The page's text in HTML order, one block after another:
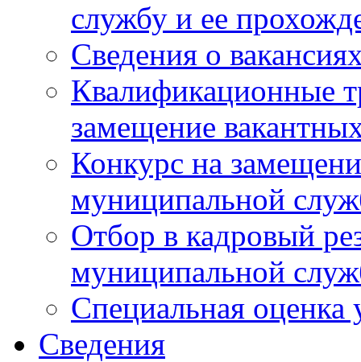
службу и ее
Сведения о
Квалификационные
замещение
Конкурс на
муниципальной
Отбор в кадровый
муниципальной
Специальная оценка
Сведения